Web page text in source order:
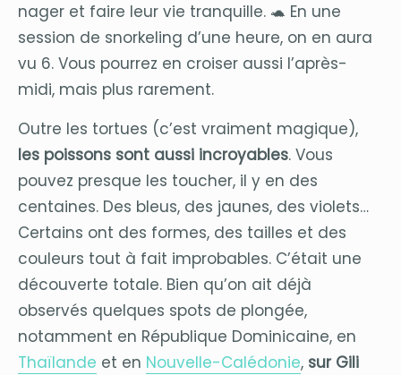
nager et faire leur vie tranquille. 🐢 En une
session de snorkeling d’une heure, on en aura
vu 6. Vous pourrez en croiser aussi l’après-
midi, mais plus rarement.
Outre les tortues (c’est vraiment magique),
les poissons sont aussi incroyables. Vous
pouvez presque les toucher, il y en des
centaines. Des bleus, des jaunes, des violets…
Certains ont des formes, des tailles et des
couleurs tout à fait improbables. C’était une
découverte totale. Bien qu’on ait déjà
observés quelques spots de plongée,
notamment en République Dominicaine, en
Thaïlande et en Nouvelle-Calédonie, sur Gili